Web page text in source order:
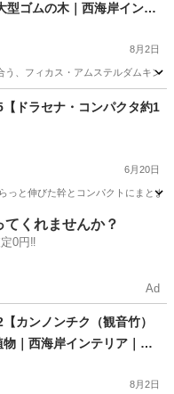
型ゴムの木｜西海岸インテ
PLANTS
8月2日
、フィカス・アムステルダムキン
フィカス
【ドラセナ・コンパクタ約1
6月20日
っと伸びた幹とコンパクトにまと
てくれませんか？
0円‼️
Ad
カンノンチク（観音竹）
｜西海岸インテリア｜リ
DOOR PLANTS
8月2日